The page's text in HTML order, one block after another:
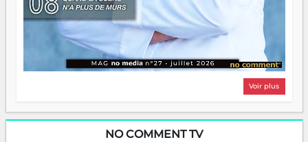
Voir plus
NO COMMENT TV